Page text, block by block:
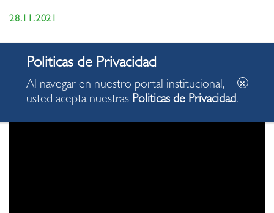
28.11.2021
del Servicio de Noticias de la Municipalidad de Miraflores,
con algunas de las acciones desarrolladas en nuestro
distrito.
Al navegar en nuestro portal institucional,
usted acepta nuestras Politicas de Privacidad.